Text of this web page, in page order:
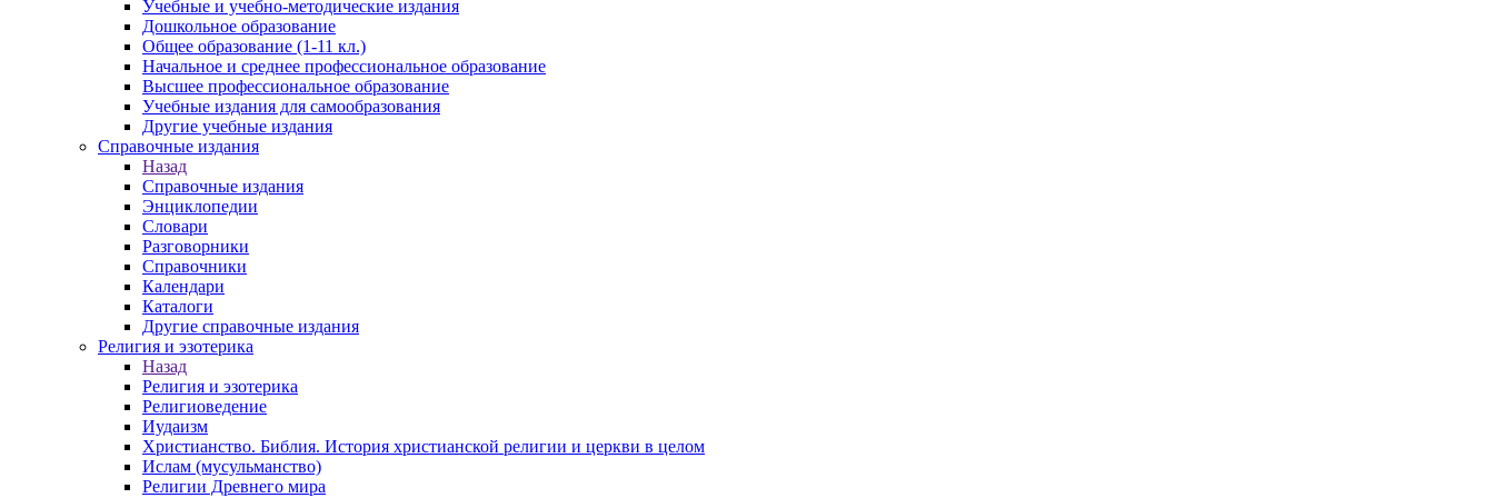
Учебные и учебно-методические издания
Дошкольное образование
Общее образование (1-11 кл.)
Начальное и среднее профессиональное образование
Высшее профессиональное образование
Учебные издания для самообразования
Другие учебные издания
Справочные издания
Назад
Справочные издания
Энциклопедии
Словари
Разговорники
Справочники
Календари
Каталоги
Другие справочные издания
Религия и эзотерика
Назад
Религия и эзотерика
Религиоведение
Иудаизм
Христианство. Библия. История христианской религии и церкви в целом
Ислам (мусульманство)
Религии Древнего мира